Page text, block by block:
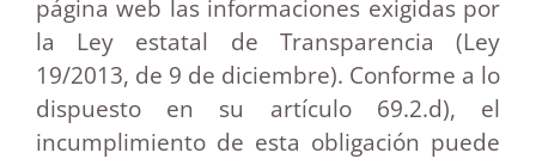
página web las informaciones exigidas por
la Ley estatal de Transparencia (Ley
19/2013, de 9 de diciembre). Conforme a lo
dispuesto en su artículo 69.2.d), el
incumplimiento de esta obligación puede